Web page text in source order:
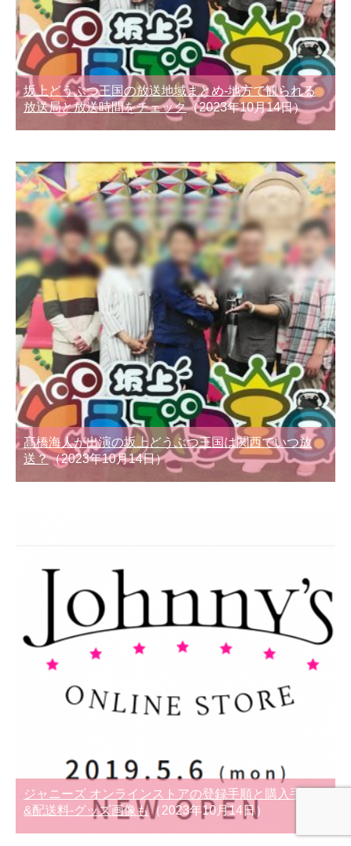
坂上どうぶつ王国の放送地域まとめ-地方で観られる
放送局と放送時間をチェック（2023年10月14日）
髙橋海人が出演の坂上どうぶつ王国は関西でいつ放
送？（2023年10月14日）
ジャニーズ オンラインストアの登録手順と購入手続き
&配送料-グッズ画像も（2023年10月14日）